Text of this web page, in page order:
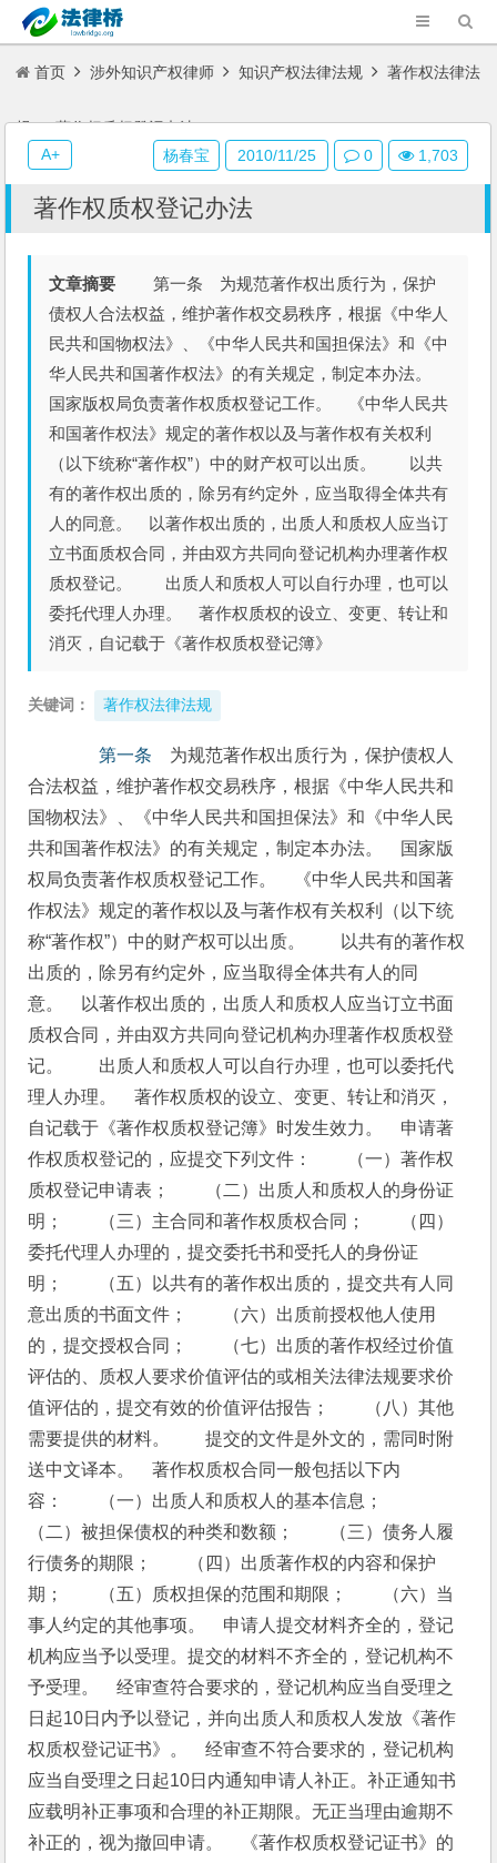
首页 涉外知识产权律师 知识产权法律法规 著作权法律法
规 著作权质权登记办法
著作权质权登记办法
文章摘要 第一条 为规范著作权出质行为，保护
债权人合法权益，维护著作权交易秩序，根据《中华人
民共和国物权法》、《中华人民共和国担保法》和《中
华人民共和国著作权法》的有关规定，制定本办法。
国家版权局负责著作权质权登记工作。 《中华人民共
和国著作权法》规定的著作权以及与著作权有关权利
（以下统称“著作权”）中的财产权可以出质。 以共
有的著作权出质的，除另有约定外，应当取得全体共有
人的同意。 以著作权出质的，出质人和质权人应当订
立书面质权合同，并由双方共同向登记机构办理著作权
质权登记。 出质人和质权人可以自行办理，也可以
委托代理人办理。 著作权质权的设立、变更、转让和
消灭，自记载于《著作权质权登记簿》
关键词： 著作权法律法规
第一条 为规范著作权出质行为，保护债权人
合法权益，维护著作权交易秩序，根据《中华人民共和
国物权法》、《中华人民共和国担保法》和《中华人民
共和国著作权法》的有关规定，制定本办法。　国家版
权局负责著作权质权登记工作。　《中华人民共和国著
作权法》规定的著作权以及与著作权有关权利（以下统
称“著作权”）中的财产权可以出质。　　以共有的著作权
出质的，除另有约定外，应当取得全体共有人的同
意。　以著作权出质的，出质人和质权人应当订立书面
质权合同，并由双方共同向登记机构办理著作权质权登
记。　　出质人和质权人可以自行办理，也可以委托代
理人办理。　著作权质权的设立、变更、转让和消灭，
自记载于《著作权质权登记簿》时发生效力。　申请著
作权质权登记的，应提交下列文件：　　（一）著作权
质权登记申请表；　　（二）出质人和质权人的身份证
明；　　（三）主合同和著作权质权合同；　　（四）
委托代理人办理的，提交委托书和受托人的身份证
明；　　（五）以共有的著作权出质的，提交共有人同
意出质的书面文件；　　（六）出质前授权他人使用
的，提交授权合同；　　（七）出质的著作权经过价值
评估的、质权人要求价值评估的或相关法律法规要求价
值评估的，提交有效的价值评估报告；　　（八）其他
需要提供的材料。　　提交的文件是外文的，需同时附
送中文译本。　著作权质权合同一般包括以下内
容：　　（一）出质人和质权人的基本信息；
（二）被担保债权的种类和数额；　　（三）债务人履
行债务的期限；　　（四）出质著作权的内容和保护
期；　　（五）质权担保的范围和期限；　　（六）当
事人约定的其他事项。　申请人提交材料齐全的，登记
机构应当予以受理。提交的材料不齐全的，登记机构不
予受理。　经审查符合要求的，登记机构应当自受理之
日起10日内予以登记，并向出质人和质权人发放《著作
权质权登记证书》。　经审查不符合要求的，登记机构
应当自受理之日起10日内通知申请人补正。补正通知书
应载明补正事项和合理的补正期限。无正当理由逾期不
补正的，视为撤回申请。　《著作权质权登记证书》的
杨春宝 2010/11/25 0 1,703
A+